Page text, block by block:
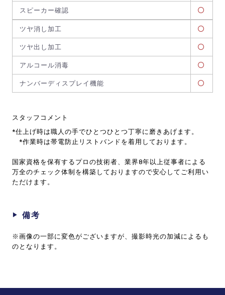
スピーカー確認
ツヤ消し加工
ツヤ出し加工
アルコール消毒
ナンバーディスプレイ機能
スタッフコメント
*仕上げ時は職人の手でひとつひとつ丁寧に磨きあげます。
*作業時は帯電防止リストバンドを着用しております。
国家資格を保有するプロの技術者、業界8年以上従事者による
万全のチェック体制を構築しておりますので安心してご利用い
ただけます。
備考
※画像の一部に変色がございますが、撮影時光の加減によるも
のとなります。